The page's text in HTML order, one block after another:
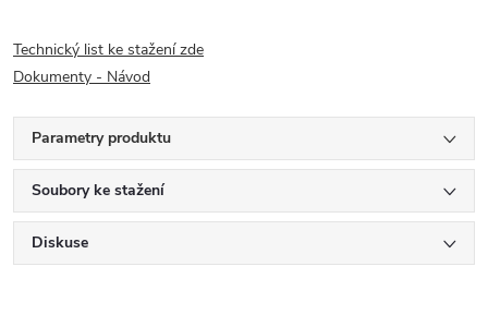
Technický list ke stažení zde
Dokumenty - Návod
Parametry produktu
Soubory ke stažení
Diskuse